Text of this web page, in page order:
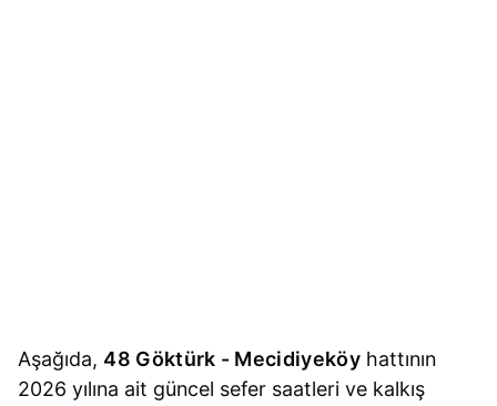
Aşağıda, 48 Göktürk - Mecidiyeköy hattının
2026 yılına ait güncel sefer saatleri ve kalkış